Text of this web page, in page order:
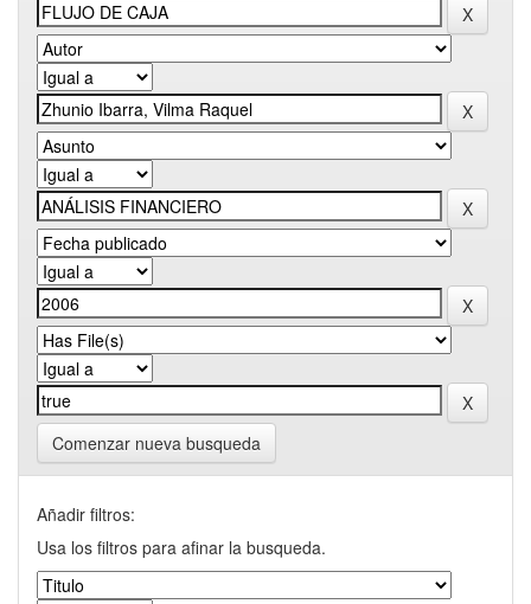
Comenzar nueva busqueda
Añadir filtros:
Usa los filtros para afinar la busqueda.